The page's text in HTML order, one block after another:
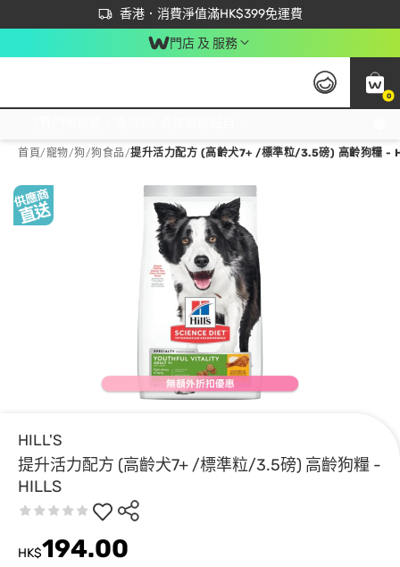
香港．消費淨值滿HK$399免運費
立即成為易賞錢會員盡享獨家優惠
首次APP下單買滿$450 輸入 NEWAPP 即減$50
門店 及 服務
0
首頁/寵物/狗/狗食品/提升活力配方 (高齡犬7+ /標準粒/3.5磅) 高齡狗糧 -
HILL'S
提升活力配方 (高齡犬7+ /標準粒/3.5磅) 高齡狗糧 -
HILLS
HK$194.00